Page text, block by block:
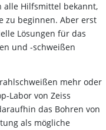
alle Hilfsmittel bekannt,
zu beginnen. Aber erst
Lösungen für das
und -schweißen
mehr oder
Labor von Zeiss
das Bohren von
als mögliche